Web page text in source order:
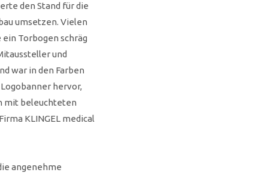
den Stand für die
umsetzen. Vielen
Torbogen schräg
und
war in den Farben
hervor,
mit beleuchteten
KLINGEL medical
angenehme